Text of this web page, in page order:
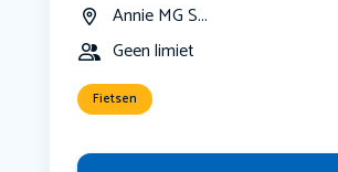
Annie MG S...
Geen limiet
Fietsen